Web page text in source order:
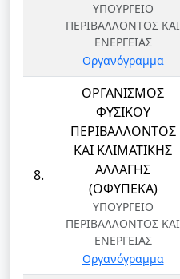
ΥΠΟΥΡΓΕΙΟ
ΠΕΡΙΒΑΛΛΟΝΤΟΣ ΚΑΙ
ΕΝΕΡΓΕΙΑΣ
Οργανόγραμμα
8.
ΟΡΓΑΝΙΣΜΟΣ
ΦΥΣΙΚΟΥ
ΠΕΡΙΒΑΛΛΟΝΤΟΣ
ΚΑΙ ΚΛΙΜΑΤΙΚΗΣ
ΑΛΛΑΓΗΣ
(ΟΦΥΠΕΚΑ)
ΥΠΟΥΡΓΕΙΟ
ΠΕΡΙΒΑΛΛΟΝΤΟΣ ΚΑΙ
ΕΝΕΡΓΕΙΑΣ
Οργανόγραμμα